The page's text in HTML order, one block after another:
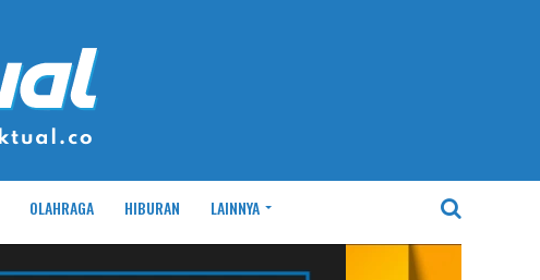
OLAHRAGA HIBURAN LAINNYA